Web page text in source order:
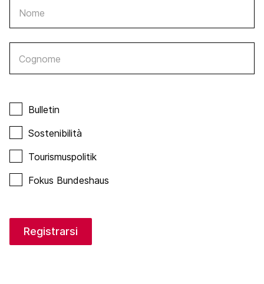
Nome
Cognome
Bulletin
Sostenibilità
Tourismuspolitik
Fokus Bundeshaus
Registrarsi